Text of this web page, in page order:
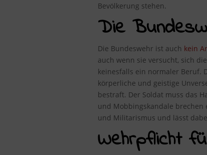
Bevölkerung stehen.
Die
Die Bundeswehr ist auch kein
auch wenn sie versucht, sich
keinesfalls ein normaler Beruf.
körperliche und geistige
bestraft. Der Soldat muss das
und Mobbingskandale brechen
und Militarismus und lässt
Wehrpflicht